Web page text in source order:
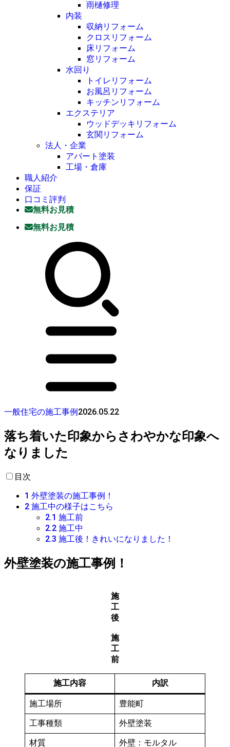
雨樋修理
内装
収納リフォーム
クロスリフォーム
床リフォーム
窓リフォーム
水回り
トイレリフォーム
お風呂リフォーム
キッチンリフォーム
エクステリア
ウッドデッキリフォーム
玄関リフォーム
法人・企業
アパート塗装
工場・倉庫
職人紹介
保証
口コミ評判
無料お見積
無料お見積
一般住宅の施工事例 2026.05.22
落ち着いた印象からさわやかな印象へ
なりました
目次
1 外壁塗装の施工事例！
2 施工中の様子はこちら
2.1 施工前
2.2 施工中
2.3 施工後！きれいになりました！
外壁塗装の施工事例！
施
工
後
施
工
前
施工内容 内訳
施工場所 豊能町
工事種類 外壁塗装
材質 外壁：モルタル